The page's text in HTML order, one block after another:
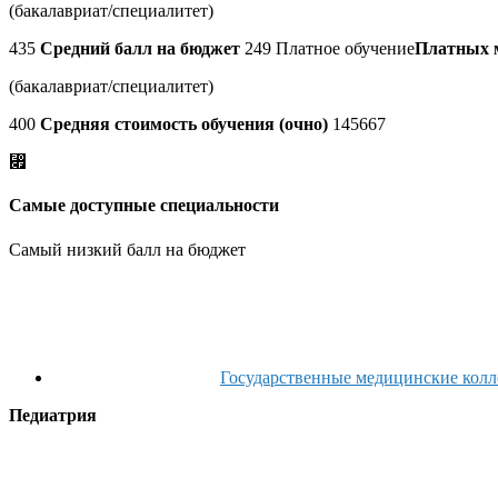
(бакалавриат/специалитет)
435 Средний балл на бюджет 249 Платное обучениеПлатных
(бакалавриат/специалитет)
400 Средняя стоимость обучения (очно) 145667
⃏
Самые доступные специальности
Самый низкий балл на бюджет
Государственные медицинские
Педиатрия